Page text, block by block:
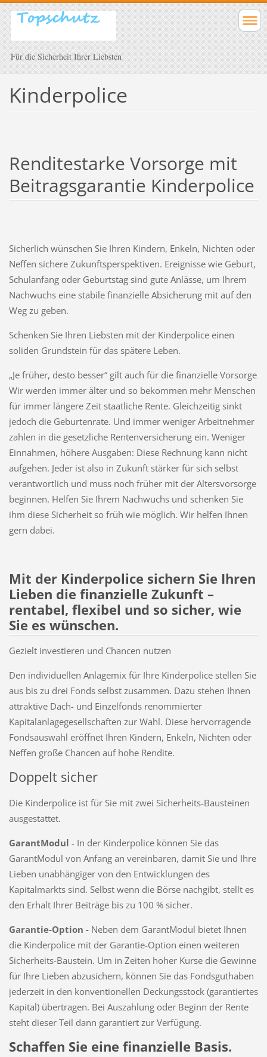
Für die Sicherheit Ihrer Liebsten
Kinderpolice
Renditestarke Vorsorge mit
Beitragsgarantie Kinderpolice
Sicherlich wünschen Sie Ihren Kindern, Enkeln, Nichten oder
Neffen sichere Zukunftsperspektiven. Ereignisse wie Geburt,
Schulanfang oder Geburtstag sind gute Anlässe, um Ihrem
Nachwuchs eine stabile finanzielle Absicherung mit auf den
Weg zu geben.
Schenken Sie Ihren Liebsten mit der Kinderpolice einen
soliden Grundstein für das spätere Leben.
„Je früher, desto besser“ gilt auch für die finanzielle Vorsorge
Wir werden immer älter und so bekommen mehr Menschen
für immer längere Zeit staatliche Rente. Gleichzeitig sinkt
jedoch die Geburtenrate. Und immer weniger Arbeitnehmer
zahlen in die gesetzliche Rentenversicherung ein. Weniger
Einnahmen, höhere Ausgaben: Diese Rechnung kann nicht
aufgehen. Jeder ist also in Zukunft stärker für sich selbst
verantwortlich und muss noch früher mit der Altersvorsorge
beginnen. Helfen Sie Ihrem Nachwuchs und schenken Sie
ihm diese Sicherheit so früh wie möglich. Wir helfen Ihnen
gern dabei.
Mit der Kinderpolice sichern Sie Ihren
Lieben die finanzielle Zukunft –
rentabel, flexibel und so sicher, wie
Sie es wünschen.
Gezielt investieren und Chancen nutzen
Den individuellen Anlagemix für Ihre Kinderpolice stellen Sie
aus bis zu drei Fonds selbst zusammen. Dazu stehen Ihnen
attraktive Dach- und Einzelfonds renommierter
Kapitalanlagegesellschaften zur Wahl. Diese hervorragende
Fondsauswahl eröffnet Ihren Kindern, Enkeln, Nichten oder
Neffen große Chancen auf hohe Rendite.
Doppelt sicher
Die Kinderpolice ist für Sie mit zwei Sicherheits-Bausteinen
ausgestattet.
GarantModul - In der Kinderpolice können Sie das
GarantModul von Anfang an vereinbaren, damit Sie und Ihre
Lieben unabhängiger von den Entwicklungen des
Kapitalmarkts sind. Selbst wenn die Börse nachgibt, stellt es
den Erhalt Ihrer Beiträge bis zu 100 % sicher.
Garantie-Option - Neben dem GarantModul bietet Ihnen
die Kinderpolice mit der Garantie-Option einen weiteren
Sicherheits-Baustein. Um in Zeiten hoher Kurse die Gewinne
für Ihre Lieben abzusichern, können Sie das Fondsguthaben
jederzeit in den konventionellen Deckungsstock (garantiertes
Kapital) übertragen. Bei Auszahlung oder Beginn der Rente
steht dieser Teil dann garantiert zur Verfügung.
Schaffen Sie eine finanzielle Basis.